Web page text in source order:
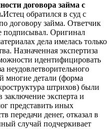
договора займа с
Истец обратился в суд с
договору займа. Ответчик
подписывал. Оригинал
дела имелась только
Назначенная экспертиза
идентифицировать
неудовлетворительного
многие детали (форма
штрихов) были
эксперта и
представить иных
передачи денег, отказал в
случай подчеркивает